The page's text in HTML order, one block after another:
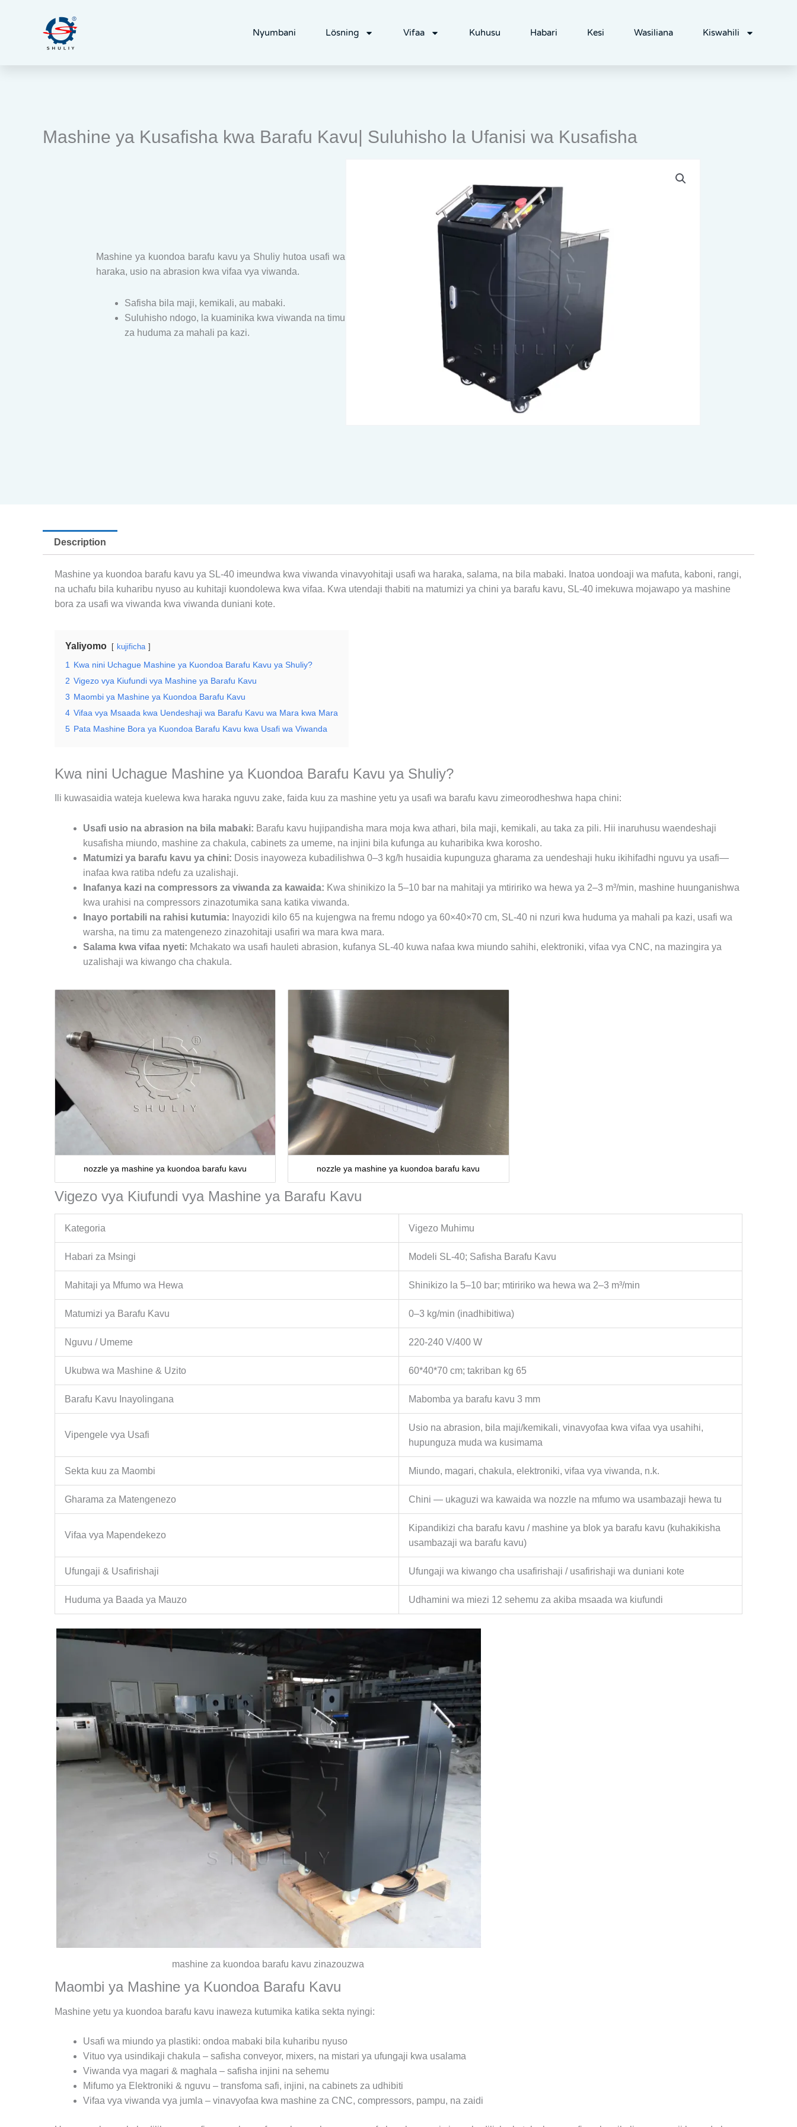
Nyumbani Lösning Vifaa Kuhusu Habari Kesi Wasiliana Kiswahili
Mashine ya Kusafisha kwa Barafu Kavu| Suluhisho la Ufanisi wa Kusafisha
Mashine ya kuondoa barafu kavu ya Shuliy hutoa usafi wa
haraka, usio na abrasion kwa vifaa vya viwanda.
Safisha bila maji, kemikali, au mabaki.
Suluhisho ndogo, la kuaminika kwa viwanda na timu
za huduma za mahali pa kazi.
Description
Mashine ya kuondoa barafu kavu ya SL-40 imeundwa kwa viwanda vinavyohitaji usafi wa haraka, salama, na bila mabaki. Inatoa uondoaji wa mafuta, kaboni, rangi,
na uchafu bila kuharibu nyuso au kuhitaji kuondolewa kwa vifaa. Kwa utendaji thabiti na matumizi ya chini ya barafu kavu, SL-40 imekuwa mojawapo ya mashine
bora za usafi wa viwanda kwa viwanda duniani kote.
Yaliyomo kujificha
1
Kwa nini Uchague Mashine ya Kuondoa Barafu Kavu ya Shuliy?
2 Vigezo vya Kiufundi vya Mashine ya Barafu Kavu
3 Maombi ya Mashine ya Kuondoa Barafu Kavu
4 Vifaa vya Msaada kwa Uendeshaji wa Barafu Kavu wa Mara kwa Mara
5 Pata Mashine Bora ya Kuondoa Barafu Kavu kwa Usafi wa Viwanda
Kwa nini Uchague Mashine ya Kuondoa Barafu Kavu ya Shuliy?
Ili kuwasaidia wateja kuelewa kwa haraka nguvu zake, faida kuu za mashine yetu ya usafi wa barafu kavu zimeorodheshwa hapa chini:
Usafi usio na abrasion na bila mabaki: Barafu kavu hujipandisha mara moja kwa athari, bila maji, kemikali, au taka za pili. Hii inaruhusu waendeshaji
kusafisha miundo, mashine za chakula, cabinets za umeme, na injini bila kufunga au kuharibika kwa korosho.
Matumizi ya barafu kavu ya chini: Dosis inayoweza kubadilishwa 0–3 kg/h husaidia kupunguza gharama za uendeshaji huku ikihifadhi nguvu ya usafi—
inafaa kwa ratiba ndefu za uzalishaji.
Inafanya kazi na compressors za viwanda za kawaida: Kwa shinikizo la 5–10 bar na mahitaji ya mtiririko wa hewa ya 2–3 m³/min, mashine huunganishwa
kwa urahisi na compressors zinazotumika sana katika viwanda.
Inayo portabili na rahisi kutumia: Inayozidi kilo 65 na kujengwa na fremu ndogo ya 60×40×70 cm, SL-40 ni nzuri kwa huduma ya mahali pa kazi, usafi wa
warsha, na timu za matengenezo zinazohitaji usafiri wa mara kwa mara.
Salama kwa vifaa nyeti: Mchakato wa usafi hauleti abrasion, kufanya SL-40 kuwa nafaa kwa miundo sahihi, elektroniki, vifaa vya CNC, na mazingira ya
uzalishaji wa kiwango cha chakula.
nozzle ya mashine ya kuondoa barafu kavu nozzle ya mashine ya kuondoa barafu kavu
Vigezo vya Kiufundi vya Mashine ya Barafu Kavu
Kategoria Vigezo Muhimu
Habari za Msingi Modeli SL-40; Safisha Barafu Kavu
Mahitaji ya Mfumo wa Hewa Shinikizo la 5–10 bar; mtiririko wa hewa wa 2–3 m³/min
Matumizi ya Barafu Kavu 0–3 kg/min (inadhibitiwa)
Nguvu / Umeme 220-240 V/400 W
Ukubwa wa Mashine & Uzito 60*40*70 cm; takriban kg 65
Barafu Kavu Inayolingana Mabomba ya barafu kavu 3 mm
Vipengele vya Usafi
Usio na abrasion, bila maji/kemikali, vinavyofaa kwa vifaa vya usahihi,
hupunguza muda wa kusimama
Sekta kuu za Maombi Miundo, magari, chakula, elektroniki, vifaa vya viwanda, n.k.
Gharama za Matengenezo Chini — ukaguzi wa kawaida wa nozzle na mfumo wa usambazaji hewa tu
Vifaa vya Mapendekezo
Kipandikizi cha barafu kavu / mashine ya blok ya barafu kavu (kuhakikisha
usambazaji wa barafu kavu)
Ufungaji & Usafirishaji Ufungaji wa kiwango cha usafirishaji / usafirishaji wa duniani kote
Huduma ya Baada ya Mauzo Udhamini wa miezi 12 sehemu za akiba msaada wa kiufundi
mashine za kuondoa barafu kavu zinazouzwa
Maombi ya Mashine ya Kuondoa Barafu Kavu
Mashine yetu ya kuondoa barafu kavu inaweza kutumika katika sekta nyingi:
Usafi wa miundo ya plastiki: ondoa mabaki bila kuharibu nyuso
Vituo vya usindikaji chakula – safisha conveyor, mixers, na mistari ya ufungaji kwa usalama
Viwanda vya magari & maghala – safisha injini na sehemu
Mifumo ya Elektroniki & nguvu – transfoma safi, injini, na cabinets za udhibiti
Vifaa vya viwanda vya jumla – vinavyofaa kwa mashine za CNC, compressors, pampu, na zaidi